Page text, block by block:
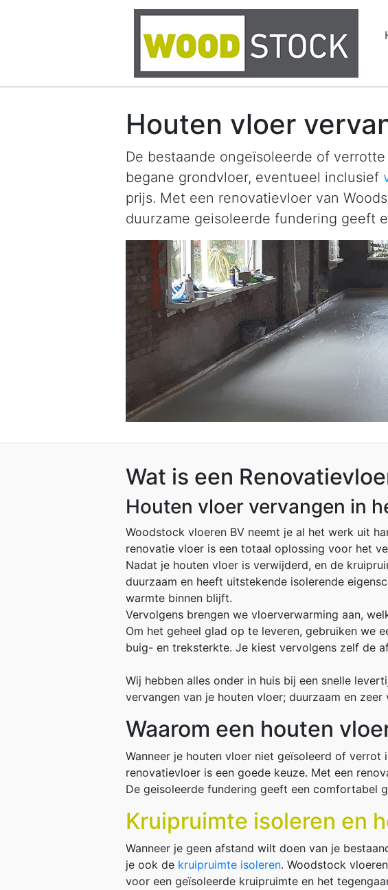
Houten vloer
De bestaande ongeïsoleerde of verrotte
begane grondvloer, eventueel inclusief
prijs. Met een renovatievloer van
duurzame geisoleerde fundering geeft
Wat is een
Houten vloer vervangen in
Woodstock vloeren BV neemt je al het werk uit
renovatie vloer is een totaal oplossing voor het
Nadat je houten vloer is verwijderd, en de
duurzaam en heeft uitstekende isolerende
warmte binnen blijft.
Vervolgens brengen we vloerverwarming aan,
Om het geheel glad op te leveren, gebruiken we
buig- en treksterkte. Je kiest vervolgens zelf de
Wij hebben alles onder in huis bij een snelle
vervangen van je houten vloer; duurzaam en zeer
Waarom een houten
Wanneer je houten vloer niet geïsoleerd of
renovatievloer is een goede keuze. Met een
De geisoleerde fundering geeft een comfortabel
Kruipruimte isoleren en
Wanneer je geen afstand wilt doen van je
je ook de kruipruimte isoleren. Woodstock
voor een geïsoleerde kruipruimte en het